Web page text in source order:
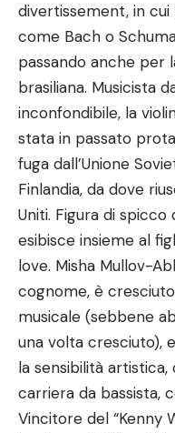
divertissement, in
come Bach o
passando anche per
brasiliana. Musicista
inconfondibile, la
stata in passato
fuga dall’Unione
Finlandia, da dove
Uniti. Figura di
esibisce insieme al
love. Misha Mullov-
cognome, è
musicale (sebbene
una volta cresciuto),
la sensibilità
carriera da bassista,
Vincitore del “Kenny